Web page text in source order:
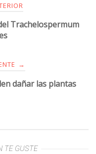
Trachelospermum
→
dañar las plantas
TE GUSTE